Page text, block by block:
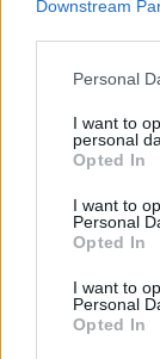
Downstream
Personal
I want to
personal
Opted In
I want to
Personal
Opted In
I want to
Personal
Opted In
Ukraina arrin
me SHBA-në